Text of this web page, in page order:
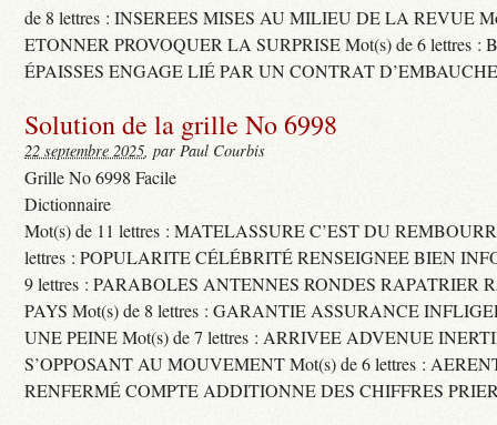
de 8 lettres : INSEREES MISES AU MILIEU DE LA REVUE
ETONNER PROVOQUER LA SURPRISE Mot(s) de 6 lettres :
ÉPAISSES ENGAGE LIÉ PAR UN CONTRAT
Solution de la grille No 6998
22 septembre 2025, par Paul Courbis
Grille No 6998 Facile
Dictionnaire
Mot(s) de 11 lettres : MATELASSURE C’EST DU
lettres : POPULARITE CÉLÉBRITÉ RENSEIGNEE BIEN
9 lettres : PARABOLES ANTENNES RONDES RAPATRIER
PAYS Mot(s) de 8 lettres : GARANTIE ASSURANCE
UNE PEINE Mot(s) de 7 lettres : ARRIVEE ADVENUE
S’OPPOSANT AU MOUVEMENT Mot(s) de 6 lettres :
RENFERMÉ COMPTE ADDITIONNE DES CHIFFRES